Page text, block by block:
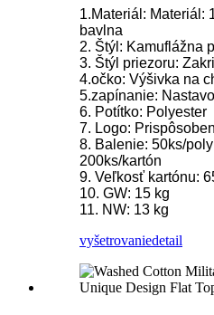
1.Materiál: Materiál:
bavlna
2. Štýl: Kamuflážna
3. Štýl priezoru:
4.očko: Výšivka na
5.zapínanie:
6. Potítko: Polyester
7. Logo:
8. Balenie: 50ks/
200ks/kartón
9. Veľkosť kartónu:
10. GW: 15 kg
11. NW: 13 kg
vyšetrovaniedetail